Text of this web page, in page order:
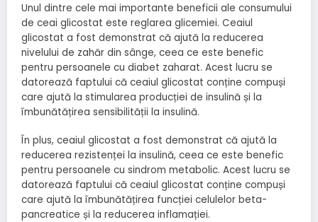
Unul dintre cele mai importante beneficii ale consumului
de ceai glicostat este reglarea glicemiei. Ceaiul
glicostat a fost demonstrat că ajută la reducerea
nivelului de zahăr din sânge, ceea ce este benefic
pentru persoanele cu diabet zaharat. Acest lucru se
datorează faptului că ceaiul glicostat conține compuși
care ajută la stimularea producției de insulină și la
îmbunătățirea sensibilității la insulină.
În plus, ceaiul glicostat a fost demonstrat că ajută la
reducerea rezistenței la insulină, ceea ce este benefic
pentru persoanele cu sindrom metabolic. Acest lucru se
datorează faptului că ceaiul glicostat conține compuși
care ajută la îmbunătățirea funcției celulelor beta-
pancreatice și la reducerea inflamației.